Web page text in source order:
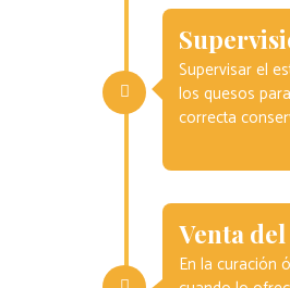
Supervisar el
los quesos
correcta
Venta
En la curación